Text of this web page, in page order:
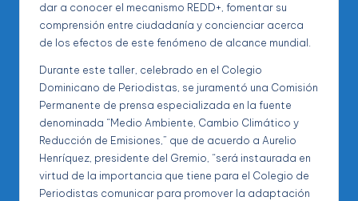
dar a conocer el mecanismo REDD+, fomentar su
comprensión entre ciudadanía y concienciar acerca
de los efectos de este fenómeno de alcance mundial.
Durante este taller, celebrado en el Colegio
Dominicano de Periodistas, se juramentó una Comisión
Permanente de prensa especializada en la fuente
denominada “Medio Ambiente, Cambio Climático y
Reducción de Emisiones,” que de acuerdo a Aurelio
Henríquez, presidente del Gremio, “será instaurada en
virtud de la importancia que tiene para el Colegio de
Periodistas comunicar para promover la adaptación